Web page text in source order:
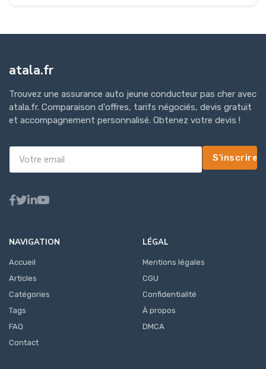
atala.fr
Trouvez une assurance auto jeune conducteur pas cher avec
atala.fr. Comparaison d'offres, tarifs négociés, devis gratuit
et accompagnement personnalisé. Obtenez votre devis !
S'inscrire
NAVIGATION
Accueil
Articles
Catégories
Tags
FAQ
Contact
LÉGAL
Mentions légales
CGU
Confidentialité
À propos
DMCA